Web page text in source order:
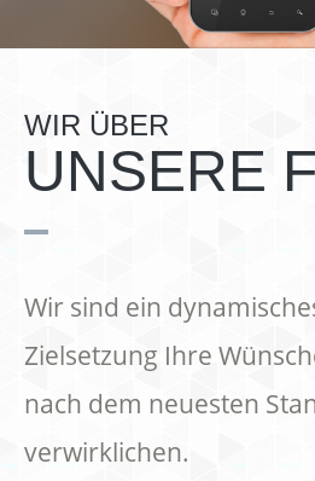
WIR ÜBER
UNSERE
Wir sind ein
Zielsetzung Ihre
nach dem neuesten
verwirklichen.